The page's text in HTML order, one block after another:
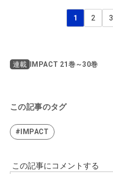
1 2 3
連載 IMPACT 21巻～30巻
この記事のタグ
#IMPACT